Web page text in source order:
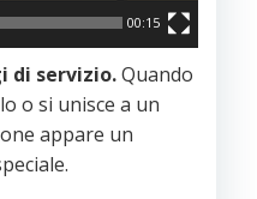
00:15
di servizio.Quando
o si unisce a un
appare un